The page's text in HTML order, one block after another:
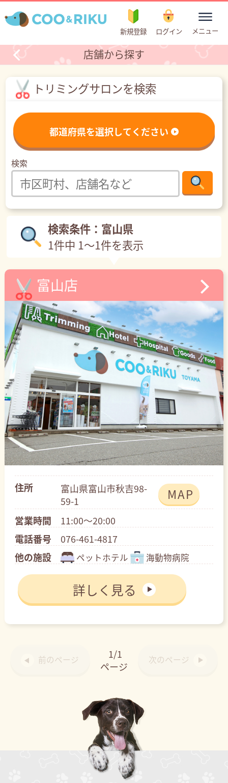
新規登録 ログイン
toggle
メニュー
店舗から探す
トリミングサロンを検索
都道府県を選択してください
検索
検索条件：富山県
1件中 1～1件を表示
富山店
住所
富山県富山市秋吉98-
59-1
MAP
営業時間
11:00～20:00
電話番号
076-461-4817
他の施設
ペットホテル 海動物病院
詳しく見る
前のページ
1/1
ページ
次のページ